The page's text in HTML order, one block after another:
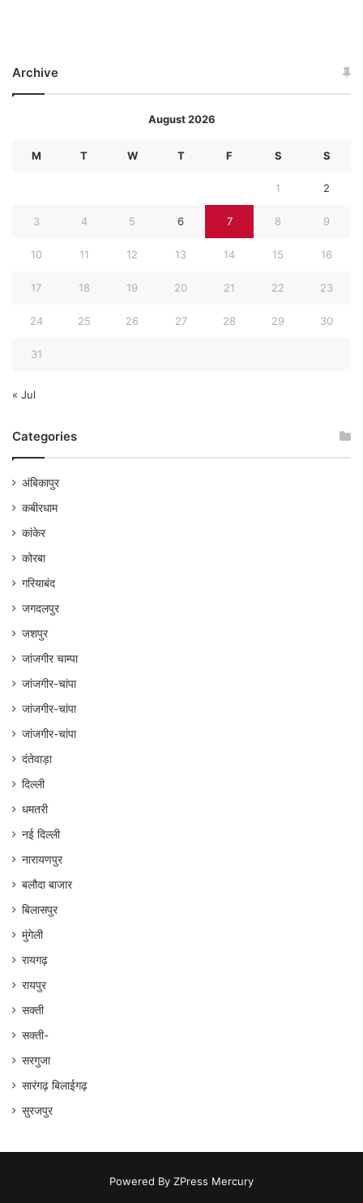
Archive
August 2026
M T W T F S S
1 2
3 4 5 6 7 8 9
10 11 12 13 14 15 16
17 18 19 20 21 22 23
24 25 26 27 28 29 30
31
« Jul
Categories
अंबिकापुर
कबीरधाम
कांकेर
कोरबा
गरियाबंद
जगदलपुर
जशपुर
जांजगीर चाम्पा
जांजगीर-चांपा
जांजगीर-चांपा
जांजगीर-चांपा
दंतेवाड़ा
दिल्ली
धमतरी
नई दिल्ली
नारायणपुर
बलौदा बाजार
बिलासपुर
मुंगेली
रायगढ़
रायपुर
सक्ती
सक्ती-
सरगुजा
सारंगढ़ बिलाईगढ़
सुरजपुर
Powered By ZPress Mercury